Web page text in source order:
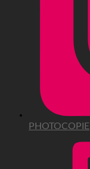
PHOTOCOPIE